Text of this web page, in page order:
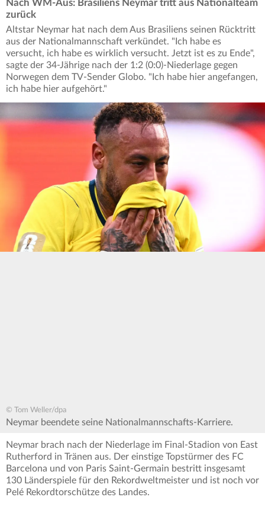
Nach WM-Aus: Brasiliens Neymar tritt aus Nationalteam
zurück
Altstar Neymar hat nach dem Aus Brasiliens seinen Rücktritt
aus der Nationalmannschaft verkündet. "Ich habe es
versucht, ich habe es wirklich versucht. Jetzt ist es zu Ende",
sagte der 34-Jährige nach der 1:2 (0:0)-Niederlage gegen
Norwegen dem TV-Sender Globo. "Ich habe hier angefangen,
ich habe hier aufgehört."
© Tom Weller/dpa
Neymar beendete seine Nationalmannschafts-Karriere.
Neymar brach nach der Niederlage im Final-Stadion von East
Rutherford in Tränen aus. Der einstige Topstürmer des FC
Barcelona und von Paris Saint-Germain bestritt insgesamt
130 Länderspiele für den Rekordweltmeister und ist noch vor
Pelé Rekordtorschütze des Landes.